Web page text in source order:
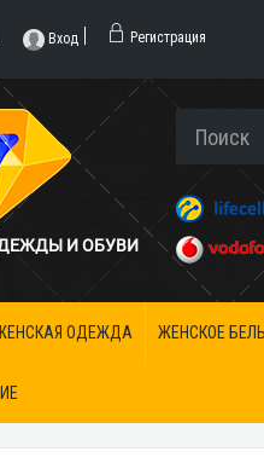
Вход Регистрация
И ОБУВИ
ОДЕЖДА ЖЕНСКОЕ